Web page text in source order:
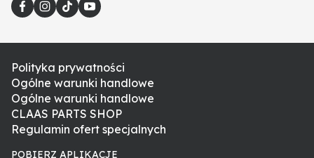
Polityka prywatności
Ogólne warunki handlowe
Ogólne warunki handlowe
CLAAS PARTS SHOP
Regulamin ofert specjalnych
POBIERZ APLIKACJE